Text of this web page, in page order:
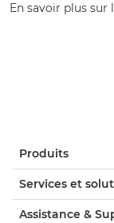
En savoir plus
Produits
Services et
Assistance &